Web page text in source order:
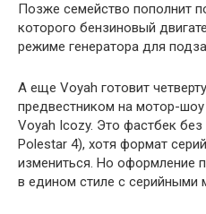
Позже семейство пополнит
которого бензиновый
режиме генератора для
А еще Voyah готовит
предвестником на мотор-
Voyah Icozy. Это фастбек без
Polestar 4), хотя формат
измениться. Но оформление
в едином стиле с серийными